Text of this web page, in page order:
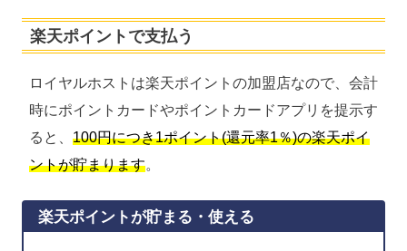
楽天ポイントで支払う
ロイヤルホストは楽天ポイントの加盟店なので、会計
時にポイントカードやポイントカードアプリを提示す
ると、 100円につき1ポイント(還元率1％)の楽天ポイ
ントが貯まります。
楽天ポイントが貯まる・使える